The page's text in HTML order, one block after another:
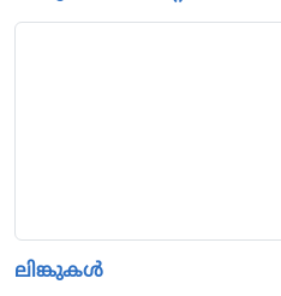
ലിങ്കുകൾ